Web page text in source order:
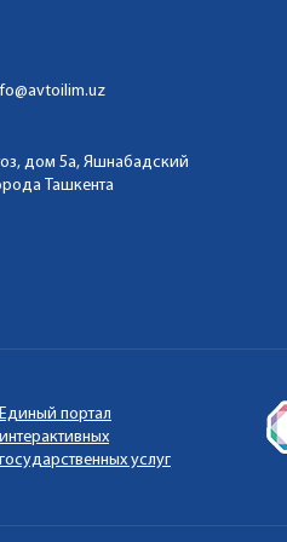
дом 5а, Яшнабадский
Ташкента
Единый портал
интерактивных
государственных услуг